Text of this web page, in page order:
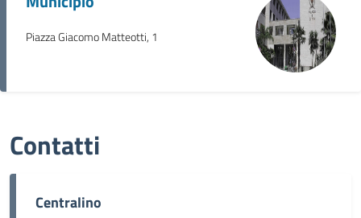
Piazza Giacomo Matteotti, 1
Contatti
Centralino